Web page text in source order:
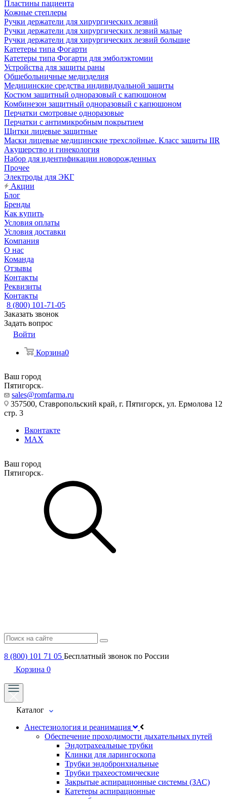
Пластины пациента
Кожные степлеры
Ручки держатели для хирургических лезвий
Ручки держатели для хирургических лезвий малые
Ручки держатели для хирургических лезвий большие
Катетеры типа Фогарти
Катетеры типа Фогарти для эмболэктомии
Устройства для защиты раны
Общебольничные медизделия
Медицинские средства индивидуальной защиты
Костюм защитный одноразовый с капюшоном
Комбинезон защитный одноразовый с капюшоном
Перчатки смотровые одноразовые
Перчатки с антимикробным покрытием
Щитки лицевые защитные
Маски лицевые медицинские трехслойные. Класс защиты IIR
Акушерство и гинекология
Набор для идентификации новорожденных
Прочее
Электроды для ЭКГ
Акции
Блог
Бренды
Как купить
Условия оплаты
Условия доставки
Компания
О нас
Команда
Отзывы
Контакты
Реквизиты
Контакты
8 (800) 101-71-05
Заказать звонок
Задать вопрос
Войти
Корзина0
Ваш город
Пятигорск
sales@romfarma.ru
357500, Ставропольский край, г. Пятигорск, ул. Ермолова 12
стр. 3
Вконтакте
MAX
Ваш город
Пятигорск
8 (800) 101 71 05 Бесплатный звонок по России
Корзина 0
Каталог
Анестезиология и реанимация
Обеспечение проходимости дыхательных путей
Эндотрахеальные трубки
Клинки для ларингоскопа
Трубки эндобронхиальные
Трубки трахеостомические
Закрытые аспирационные системы (ЗАС)
Катетеры аспирационные